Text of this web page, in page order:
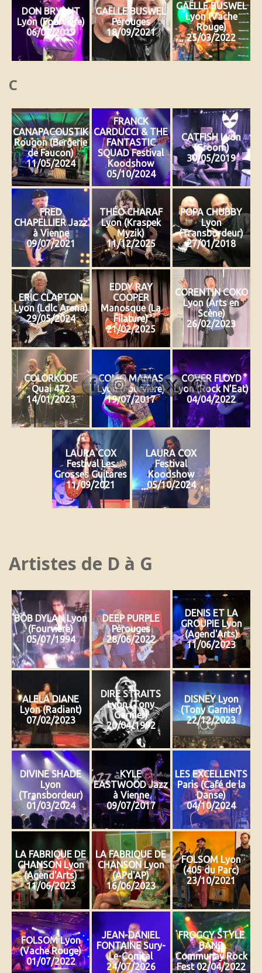
DON BRYANT
Lyon (Fourvière)
06/07/2019
GAËLLE BUSWEL
Pérouges
18/09/2021
GAËLLE BUSWEL
Lyon (Vache
Rouge)
25/03/2022
C
CANAPACOUSTIK
Rougon (Bergerie
de Faucon)
11/05/2024
FRANCK
CARDUCCI & THE
FANTASTIC
SQUAD Festival
Koodshow
05/10/2024
CATFISH Lyon
(Groom)
30/05/2019
FRED
CHAPELLIER Jazz
à Vienne
09/07/2021
THÉO CHARAF
Lyon (Kraspek
Myzik)
11/12/2025
POPA CHUBBY
Lyon
(Transbordeur)
27/01/2018
ERIC CLAPTON
Lyon (Ldlc Arena)
29/05/2024
EDDY RAY
COOPER
Manosque (La
Filature)
21/02/2025
CORENTIN COKO
Lyon (Arts en
Scène)
26/02/2023
COLORKODE
Quai 472
14/01/2023
COMO MAMAS
Lyon (Fourvière)
19/07/2017
COVER FLOYD
Lyon (Rock N'Eat)
04/04/2022
LAURA COX
Festival Les
Grosses Guitares
11/09/2021
LAURA COX
Festival
Koodshow
05/10/2024
Artistes de D à G
BOB DYLAN Lyon
(Fourvière)
05/07/1994
DEEP PURPLE
Pérouges
28/06/2022
DENIS ET LA
GROUPIE Lyon
(Agend'Arts)
11/06/2023
ALELA DIANE
Lyon (Radiant)
07/02/2023
DIRE STRAITS
Lyon (Tony
Garnier)
20/04/1992
DISNEY Lyon
(Tony Garnier)
22/12/2023
DIVINE SHADE
Lyon
(Transbordeur)
01/03/2024
KYLE
EASTWOOD Jazz
à Vienne
09/07/2017
LES EXCELLENTS
Paris (Café de la
Danse)
04/10/2024
LA FABRIQUE DE
CHANSON Lyon
(Agend'Arts)
11/06/2023
LA FABRIQUE DE
CHANSON Lyon
(APd'AP)
16/06/2023
FOLSOM Lyon
(405 du Parc)
23/10/2021
FOLSOM Lyon
(Vache Rouge)
01/07/2022
JEAN-DANIEL
FONTAINE Sury-
Le-Comtal
24/07/2026
FROGGY STYLE
BAND
Communay Rock
Fest 02/04/2022